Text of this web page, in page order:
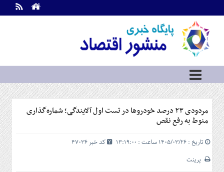
اطلاعات
تماس
ما
درباره
ما
سرویس
ها
خانه
سرمایه
و
بورس
مردودی ۲۳ درصد خودروها در تست اول آلایندگی؛ شماره‌گذاری
منوط به رفع نقص
تاریخ : ۱۴۰۵/۰۳/۲۶ ساعت : ۱۳:۱۹:۰۰
کد خبر 47036
پرینت